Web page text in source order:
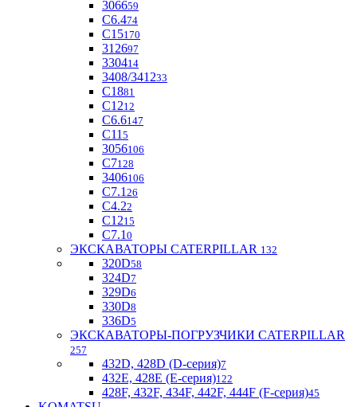
306659
С6.474
С15170
312697
330414
3408/341233
С1881
C1212
С6.6147
C11 5
3056106
С7128
3406106
C7.1 26
C4.22
С1215
С7.1 0
ЭКСКАВАТОРЫ CATERPILLAR 132
320D58
324D7
329D6
330D8
336D5
ЭКСКАВАТОРЫ-ПОГРУЗЧИКИ CATERPILLAR
257
432D, 428D (D-серия)7
432E, 428E (E-серия)122
428F, 432F, 434F, 442F, 444F (F-серия)45